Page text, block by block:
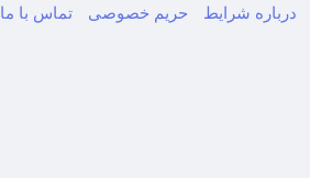
درباره شرایط حریم خصوصی تماس با ما